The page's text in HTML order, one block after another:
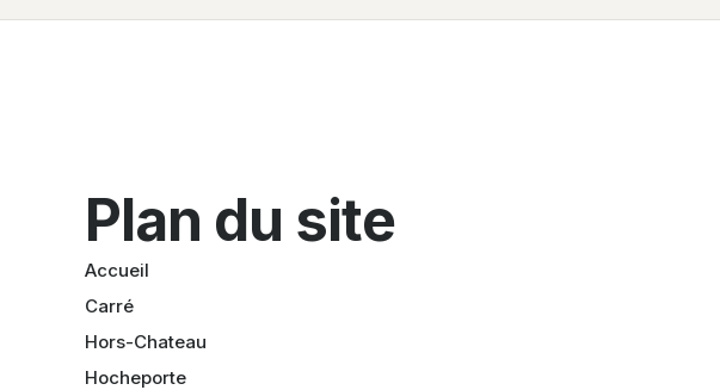
Plan du site
Accueil
Carré
Hors-Chateau
Hocheporte